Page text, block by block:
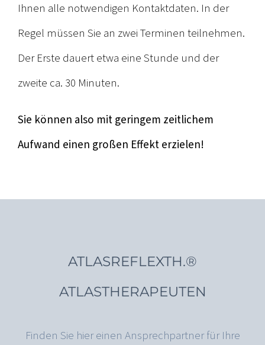
Ihnen alle notwendigen Kontaktdaten. In der
Regel müssen Sie an zwei Terminen teilnehmen.
Der Erste dauert etwa eine Stunde und der
zweite ca. 30 Minuten.
Sie können also mit geringem zeitlichem
Aufwand einen großen Effekt erzielen!
ATLASREFLEXTH.®
ATLASTHERAPEUTEN
Finden Sie hier einen Ansprechpartner für Ihre